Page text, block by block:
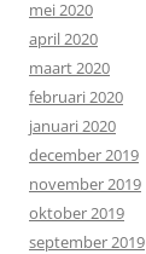
mei 2020
april 2020
maart 2020
februari 2020
januari 2020
december 2019
november 2019
oktober 2019
september 2019